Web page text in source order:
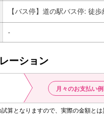
【バス停】道の駅バス停: 徒
-
ーション
月々のお支払い例
算となりますので、実際の金額と